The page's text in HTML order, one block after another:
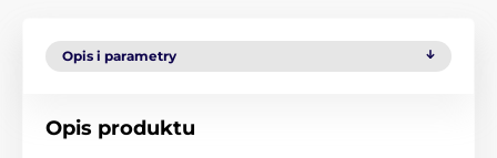
Opis i parametry
Opis produktu